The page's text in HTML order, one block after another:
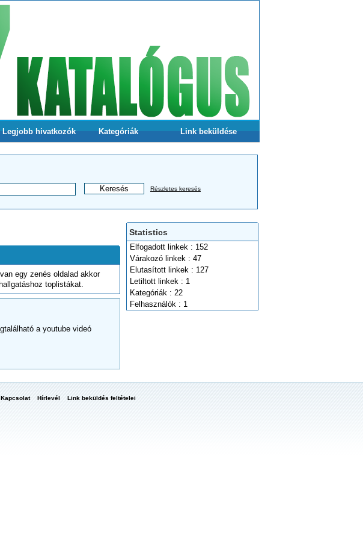
Legjobb hivatkozók
a webodlalunkra
Kategóriák Link beküldése
Részletes keresés
Statistics
Elfogadott linkek : 152
Várakozó linkek : 47
Elutasított linkek : 127
Letiltott linkek : 1
Kategóriák : 22
Felhasználók : 1
egy zenés oldalad akkor
toplistákat.
a youtube videó
Kapcsolat Hírlevél Link beküldés feltételei